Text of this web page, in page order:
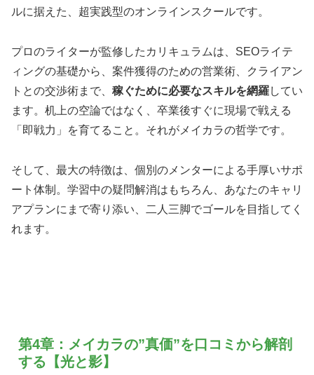
ルに据えた、超実践型のオンラインスクールです。
プロのライターが監修したカリキュラムは、SEOライテ
ィングの基礎から、案件獲得のための営業術、クライアン
トとの交渉術まで、 稼ぐために必要なスキルを網羅してい
ます。机上の空論ではなく、卒業後すぐに現場で戦える
「即戦力」を育てること。それがメイカラの哲学です。
そして、最大の特徴は、個別のメンターによる手厚いサポ
ート体制。学習中の疑問解消はもちろん、あなたのキャリ
アプランにまで寄り添い、二人三脚でゴールを目指してく
れます。
第4章：メイカラの”真価”を口コミから解剖
する【光と影】